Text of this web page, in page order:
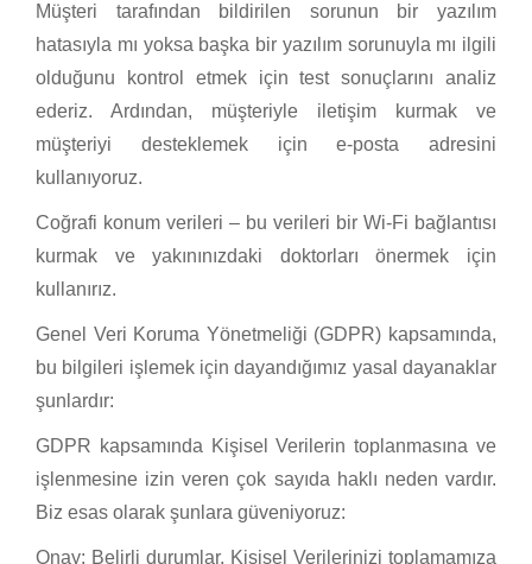
Müşteri tarafından bildirilen sorunun bir yazılım
hatasıyla mı yoksa başka bir yazılım sorunuyla mı ilgili
olduğunu kontrol etmek için test sonuçlarını analiz
ederiz. Ardından, müşteriyle iletişim kurmak ve
müşteriyi desteklemek için e-posta adresini
kullanıyoruz.
Coğrafi konum verileri – bu verileri bir Wi-Fi bağlantısı
kurmak ve yakınınızdaki doktorları önermek için
kullanırız.
Genel Veri Koruma Yönetmeliği (GDPR) kapsamında,
bu bilgileri işlemek için dayandığımız yasal dayanaklar
şunlardır:
GDPR kapsamında Kişisel Verilerin toplanmasına ve
işlenmesine izin veren çok sayıda haklı neden vardır.
Biz esas olarak şunlara güveniyoruz:
Onay: Belirli durumlar, Kişisel Verilerinizi toplamamıza